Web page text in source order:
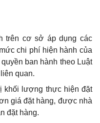
trên cơ sở áp dụng các
chi phí hiện hành của
ban hành theo Luật
quan.
khối lượng thực hiện đặt
giá đặt hàng, được nhà
đặt hàng.